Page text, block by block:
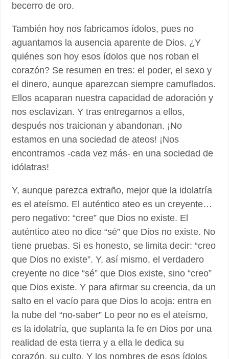
becerro de oro.
También hoy nos fabricamos ídolos, pues no
aguantamos la ausencia aparente de Dios. ¿Y
quiénes son hoy esos ídolos que nos roban el
corazón? Se resumen en tres: el poder, el sexo y
el dinero, aunque aparezcan siempre camuflados.
Ellos acaparan nuestra capacidad de adoración y
nos esclavizan. Y tras entregarnos a ellos,
después nos traicionan y abandonan. ¡No
estamos en una sociedad de ateos! ¡Nos
encontramos -cada vez más- en una sociedad de
idólatras!
Y, aunque parezca extraño, mejor que la idolatría
es el ateísmo. El auténtico ateo es un creyente…
pero negativo: “cree” que Dios no existe. El
auténtico ateo no dice “sé” que Dios no existe. No
tiene pruebas. Si es honesto, se limita decir: “creo
que Dios no existe”. Y, así mismo, el verdadero
creyente no dice “sé” que Dios existe, sino “creo”
que Dios existe. Y para afirmar su creencia, da un
salto en el vacío para que Dios lo acoja: entra en
la nube del “no-saber” Lo peor no es el ateísmo,
es la idolatría, que suplanta la fe en Dios por una
realidad de esta tierra y a ella le dedica su
corazón, su culto. Y los nombres de esos ídolos